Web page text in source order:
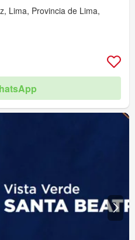
Lima, Provincia de Lima,